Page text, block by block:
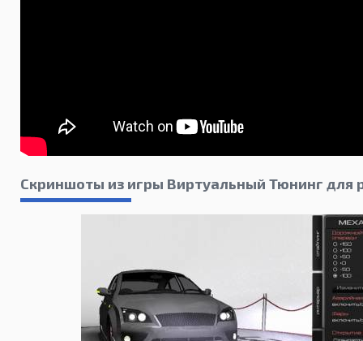
Скриншоты из игры Виртуальный Тюнинг для